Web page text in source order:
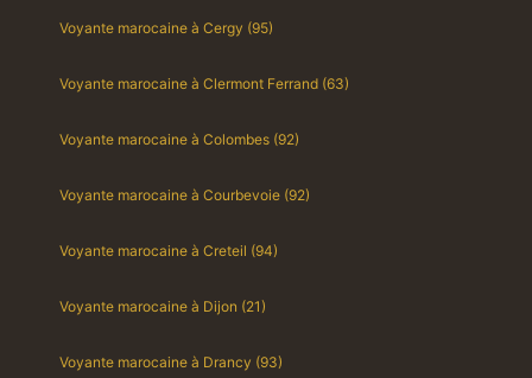
Voyante marocaine à Cergy (95)
Voyante marocaine à Clermont Ferrand (63)
Voyante marocaine à Colombes (92)
Voyante marocaine à Courbevoie (92)
Voyante marocaine à Creteil (94)
Voyante marocaine à Dijon (21)
Voyante marocaine à Drancy (93)